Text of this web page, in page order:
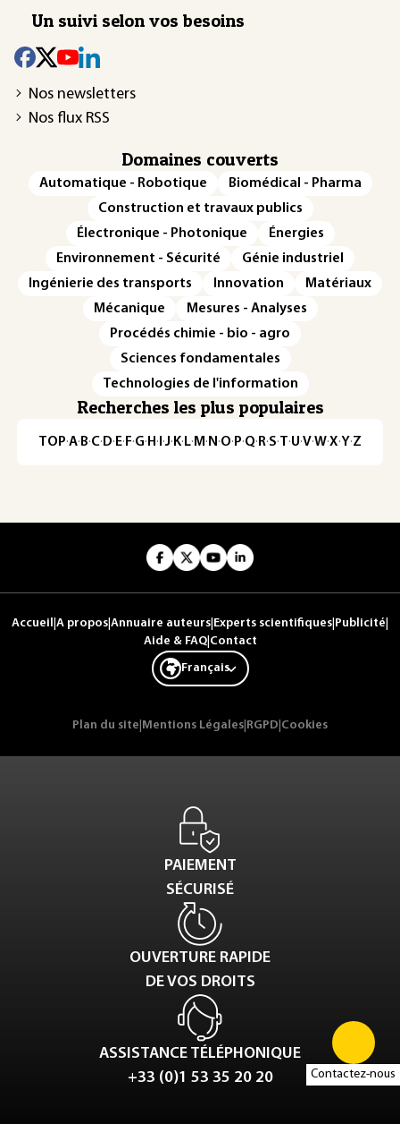
Contactez-nous
Un suivi selon vos besoins
Nos newsletters
Nos flux RSS
Domaines couverts
Automatique - Robotique
Biomédical - Pharma
Construction et travaux publics
Électronique - Photonique
Énergies
Environnement - Sécurité
Génie industriel
Ingénierie des transports
Innovation
Matériaux
Mécanique
Mesures - Analyses
Procédés chimie - bio - agro
Sciences fondamentales
Technologies de l'information
Recherches les plus populaires
TOP·A·B·C· D· E· F·G· H · ·J· K· L· M · N ·O· P·Q· R·S·T·U·V·W·X·Y·Z
Accueil A propos Annuaire auteurs Experts scientifiques Publicité
Aide & FAQ| Contact
Français
Plan du site Mentions Légales RGPD Cookies
PAIEMENT
SÉCURISÉ
OUVERTURE RAPIDE
DE VOS DROITS
ASSISTANCE TÉLÉPHONIQUE
+33 (0)1 53 35 20 20